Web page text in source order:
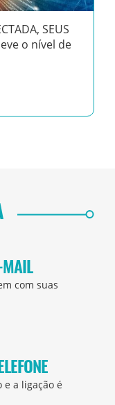
SEUS
o nível de
com suas
e a ligação é